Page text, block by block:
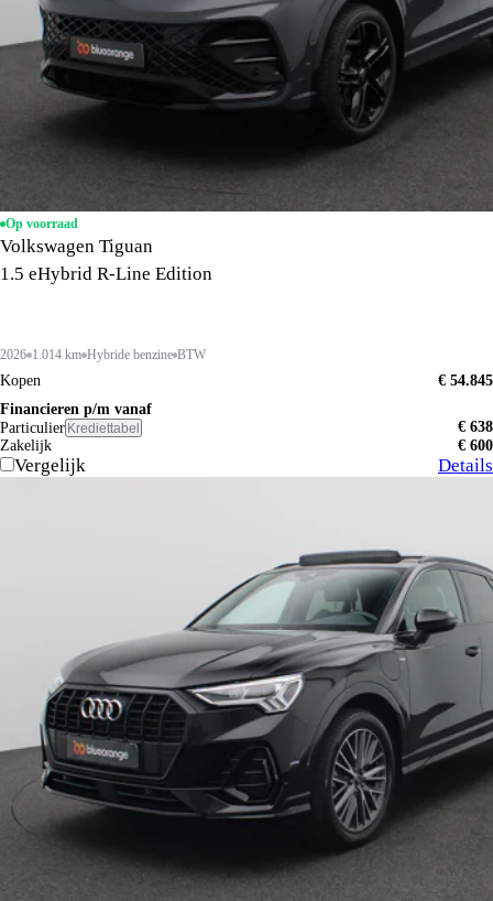
Op voorraad
Volkswagen Tiguan
1.5 eHybrid R-Line Edition
2026 1.014 km Hybride benzine BTW
Kopen
€ 54.845
Financieren p/m vanaf
Particulier Krediettabel
€ 638
Zakelijk
€ 600
Vergelijk Details